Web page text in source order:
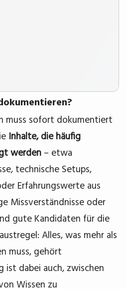
muss sofort dokumentiert
Inhalte, die häufig
werden – etwa
technische Setups,
Erfahrungswerte aus
Missverständnisse oder
gute Kandidaten für die
Alles, was mehr als
muss, gehört
dabei auch, zwischen
Wissen zu